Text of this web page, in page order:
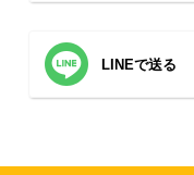
LINEで送る